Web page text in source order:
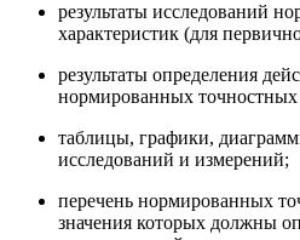
результаты исследований
характеристик (для
результаты определения
нормированных точностных
таблицы, графики,
исследований и измерений;
перечень нормированных
значения которых должны